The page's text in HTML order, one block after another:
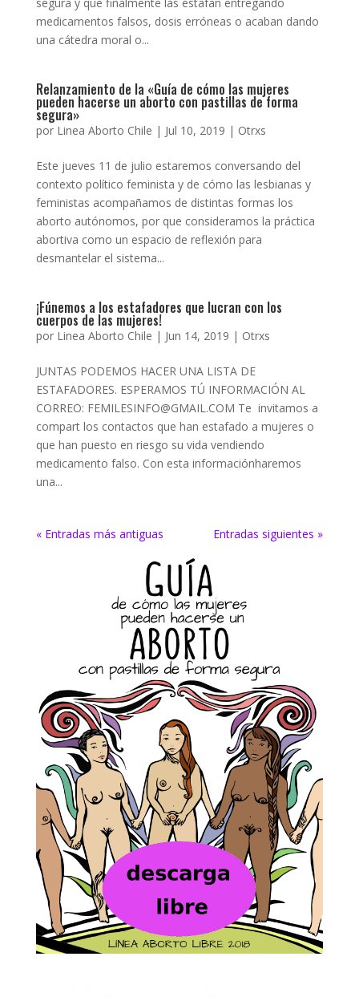
medicamentos falsos, dosis erróneas o acaban dando
una cátedra moral o...
Relanzamiento de la «Guía de cómo las mujeres
pueden hacerse un aborto con pastillas de forma
segura»
por Linea Aborto Chile | Jul 10, 2019 | Otrxs
Este jueves 11 de julio estaremos conversando del
contexto político feminista y de cómo las lesbianas y
feministas acompañamos de distintas formas los
aborto autónomos, por que consideramos la práctica
abortiva como un espacio de reflexión para
desmantelar el sistema...
¡Fúnemos a los estafadores que lucran con los
cuerpos de las mujeres!
por Linea Aborto Chile | Jun 14, 2019 | Otrxs
JUNTAS PODEMOS HACER UNA LISTA DE
ESTAFADORES. ESPERAMOS TÚ INFORMACIÓN AL
CORREO: FEMILESINFO@GMAIL.COM Te invitamos a
compart los contactos que han estafado a mujeres o
que han puesto en riesgo su vida vendiendo
medicamento falso. Con esta informaciónharemos
una...
« Entradas más antiguas Entradas siguientes »